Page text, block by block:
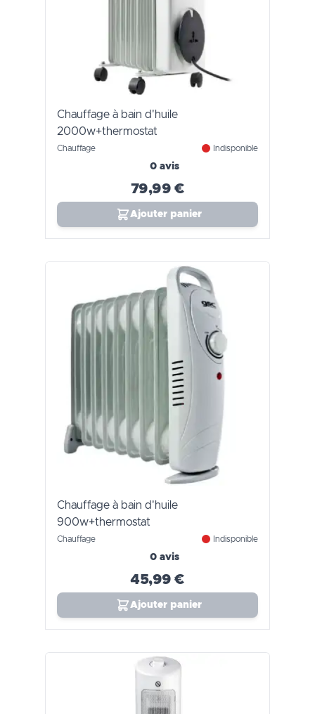
Chauffage à bain d'huile
2000w+thermostat
Chauffage Indisponible
0 avis
79,99 €
Ajouter panier
Chauffage à bain d'huile
900w+thermostat
Chauffage Indisponible
0 avis
45,99 €
Ajouter panier